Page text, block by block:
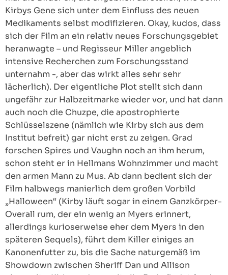
Kirbys Gene sich unter dem Einfluss des neuen
Medikaments selbst modifizieren. Okay, kudos, dass
sich der Film an ein relativ neues Forschungsgebiet
heranwagte – und Regisseur Miller angeblich
intensive Recherchen zum Forschungsstand
unternahm -, aber das wirkt alles sehr sehr
lächerlich). Der eigentliche Plot stellt sich dann
ungefähr zur Halbzeitmarke wieder vor, und hat dann
auch noch die Chuzpe, die apostrophierte
Schlüsselszene (nämlich wie Kirby sich aus dem
Institut befreit) gar nicht erst zu zeigen. Grad
forschen Spires und Vaughn noch an ihm herum,
schon steht er in Hellmans Wohnzimmer und macht
den armen Mann zu Mus. Ab dann bedient sich der
Film halbwegs manierlich dem großen Vorbild
„Halloween“ (Kirby läuft sogar in einem Ganzkörper-
Overall rum, der ein wenig an Myers erinnert,
allerdings kurioserweise eher dem Myers in den
späteren Sequels), führt dem Killer einiges an
Kanonenfutter zu, bis die Sache naturgemäß im
Showdown zwischen Sheriff Dan und Allison